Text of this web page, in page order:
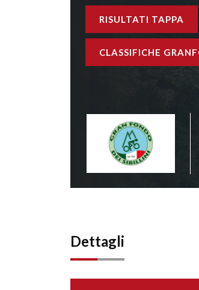
RISULTATI TAPPA
CLASSIFICHE
Dettagli